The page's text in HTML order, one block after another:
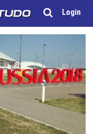
Login